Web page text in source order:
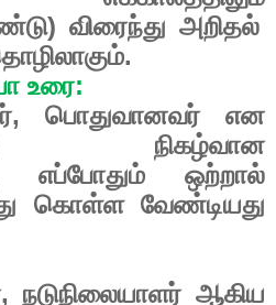
) விரைந்து அறிதல்
.
உரை:
, பொதுவானவர்
என
நிகழ்வான
எப்போதும்
ஒற்றால்
கொள்ள வேண்டியது
, நடுநிலையாளர் ஆகிய